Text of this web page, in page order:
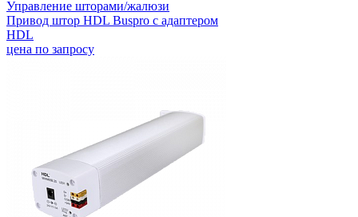
Управление шторами/жалюзи
Привод штор HDL Buspro с адаптером
HDL
цена по запросу